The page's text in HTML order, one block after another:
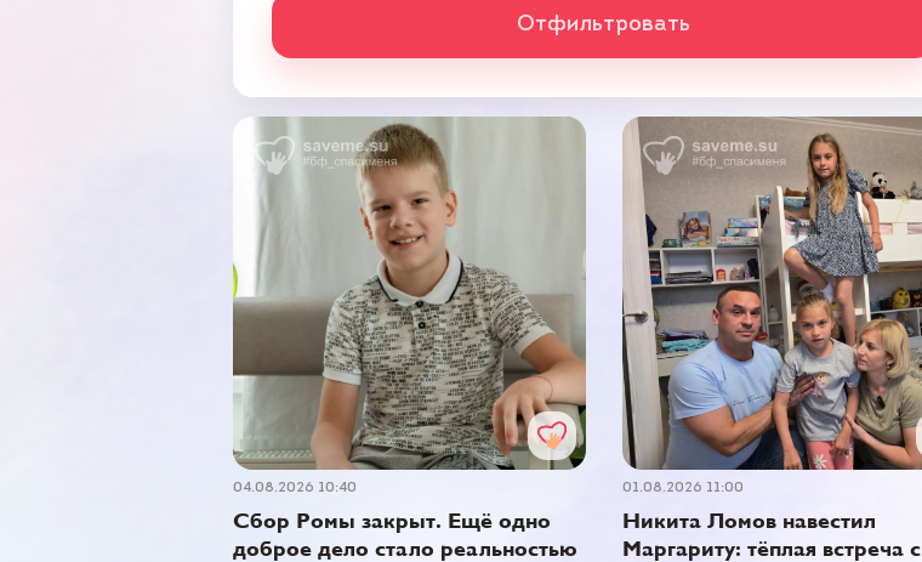
Отфильтровать
04.08.2026 10:40
Сбор Ромы закрыт. Ещё одно
доброе дело стало реальностью
01.08.2026 11:00
Никита Ломов навестил
Маргариту: тёплая встреча с